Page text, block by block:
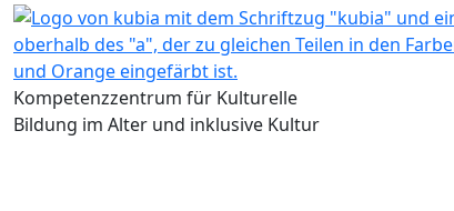
Kompetenzzentrum für Kulturelle
Bildung im Alter und inklusive Kultur